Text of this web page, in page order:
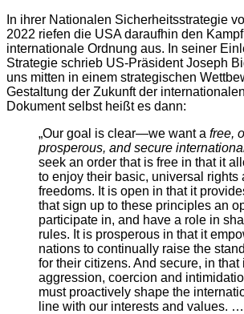
In ihrer Nationalen Sicherheitsstrategie
2022 riefen die USA daraufhin den
internationale Ordnung aus. In seiner
Strategie schrieb US-Präsident Joseph
uns mitten in einem strategischen
Gestaltung der Zukunft der
Dokument selbst heißt es dann:
„Our goal is clear—we want a free,
prosperous, and secure
seek an order that is free in that it
to enjoy their basic, universal rights
freedoms. It is open in that it
that sign up to these principles an
participate in, and have a role in
rules. It is prosperous in that it
nations to continually raise the
for their citizens. And secure, in that
aggression, coercion and
must proactively shape the
line with our interests and values. …